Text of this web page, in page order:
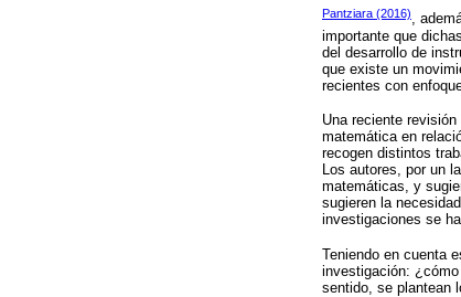
Pantziara (2016),
importante que
del desarrollo de
que existe un
recientes con
Una reciente
matemática en
recogen distintos
Los autores, por un
matemáticas, y
sugieren la
investigaciones se
Teniendo en cuenta
investigación:
sentido, se plantean